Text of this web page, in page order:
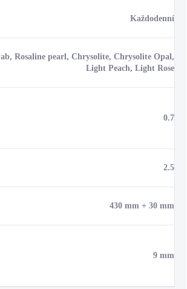
Každodenní
ab, Rosaline pearl, Chrysolite, Chrysolite Opal,
Light Peach, Light Rose
0.7
2.5
430 mm + 30 mm
9 mm